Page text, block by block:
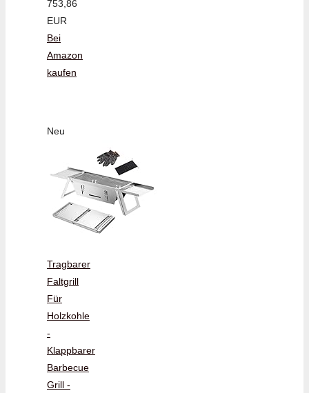
753,86
EUR
Bei
Amazon
kaufen
Neu
Tragbarer
Faltgrill
Für
Holzkohle
-
Klappbarer
Barbecue
Grill -